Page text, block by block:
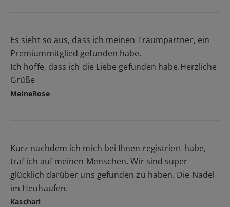
Es sieht so aus, dass ich meinen Traumpartner, ein
Premiummitglied gefunden habe.
Ich hoffe, dass ich die Liebe gefunden habe.Herzliche
Grüße
MeineRose
Kurz nachdem ich mich bei Ihnen registriert habe,
traf ich auf meinen Menschen. Wir sind super
glücklich darüber uns gefunden zu haben. Die Nadel
im Heuhaufen.
Kaschari